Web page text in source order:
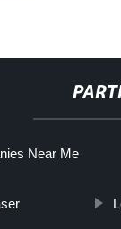
Near Me